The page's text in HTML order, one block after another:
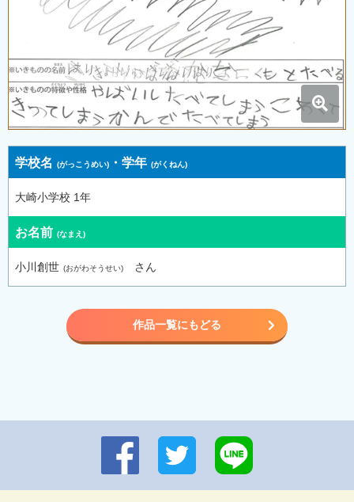
学校名 ・学年
大崎小学校 1年
お名前
小川創世 さん
作品一覧にもどる